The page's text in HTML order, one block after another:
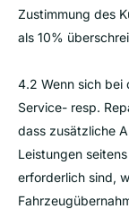
Zustimmung des
als 10%
4.2 Wenn sich bei
Service- resp.
dass zusätzliche
Leistungen
erforderlich sind,